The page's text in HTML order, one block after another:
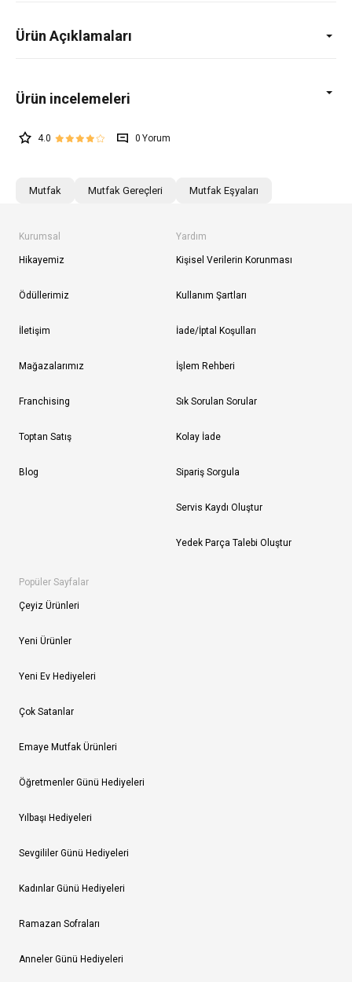
Ürün Açıklamaları
4.0 0
Mutfak Mutfak Gereçleri Mutfak Eşyaları
Kurumsal
Hikayemiz
Ödüllerimiz
İletişim
Mağazalarımız
Franchising
Toptan Satış
Blog
Yardım
Kişisel Verilerin Korunması
Kullanım Şartları
İade/İptal Koşulları
İşlem Rehberi
Sık Sorulan Sorular
Kolay İade
Sipariş Sorgula
Servis Kaydı Oluştur
Yedek Parça Talebi Oluştur
Popüler Sayfalar
Çeyiz Ürünleri
Yeni Ürünler
Yeni Ev Hediyeleri
Çok Satanlar
Emaye Mutfak Ürünleri
Öğretmenler Günü Hediyeleri
Yılbaşı Hediyeleri
Sevgililer Günü Hediyeleri
Kadınlar Günü Hediyeleri
Ramazan Sofraları
Anneler Günü Hediyeleri